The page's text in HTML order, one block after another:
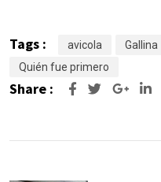
Tags : avicola Gallina
Quién fue primero
Share :